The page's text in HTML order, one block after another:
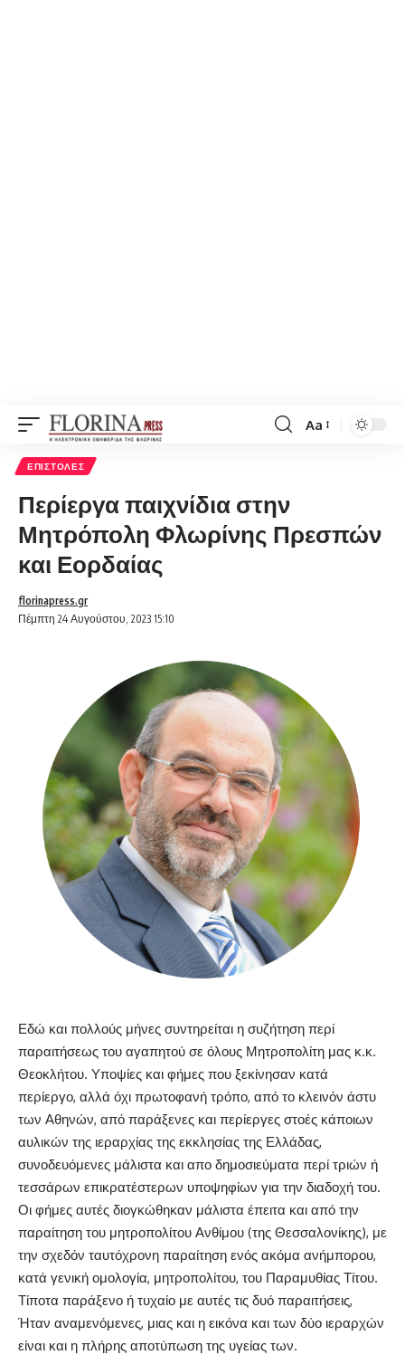
Font
Aa
ΕΠΙΣΤΟΛΈΣ
Περίεργα παιχνίδια στην
Μητρόπολη Φλωρίνης Πρεσπών
και Εορδαίας
Πέμπτη 24 Αυγούστου, 2023 15:10
florinapress.gr
Εδώ και πολλούς μήνες συντηρείται η συζήτηση περί
παραιτήσεως του αγαπητού σε όλους Μητροπολίτη μας κ.κ.
Θεοκλήτου. Υποψίες και φήμες που ξεκίνησαν κατά
περίεργο, αλλά όχι πρωτοφανή τρόπο, από το κλεινόν άστυ
των Αθηνών, από παράξενες και περίεργες στοές κάποιων
αυλικών της ιεραρχίας της εκκλησίας της Ελλάδας,
συνοδευόμενες μάλιστα και απο δημοσιεύματα περί τριών ή
τεσσάρων επικρατέστερων υποψηφίων για την διαδοχή του.
Οι φήμες αυτές διογκώθηκαν μάλιστα έπειτα και από την
παραίτηση του μητροπολίτου Ανθίμου (της Θεσσαλονίκης), με
την σχεδόν ταυτόχρονη παραίτηση ενός ακόμα ανήμπορου,
κατά γενική ομολογία, μητροπολίτου, του Παραμυθίας Τίτου.
Τίποτα παράξενο ή τυχαίο με αυτές τις δυό παραιτήσεις,
Ήταν αναμενόμενες, μιας και η εικόνα και των δύο ιεραρχών
είναι και η πλήρης αποτύπωση της υγείας των.